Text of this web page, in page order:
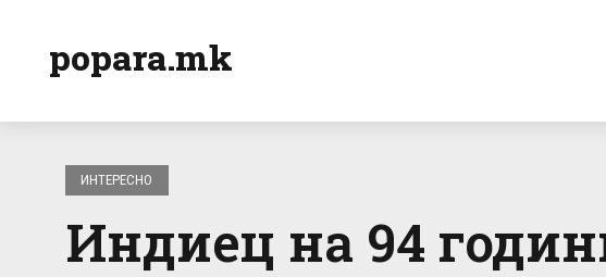
popara.mk
ИНТЕРЕСНО
Индиец на 94